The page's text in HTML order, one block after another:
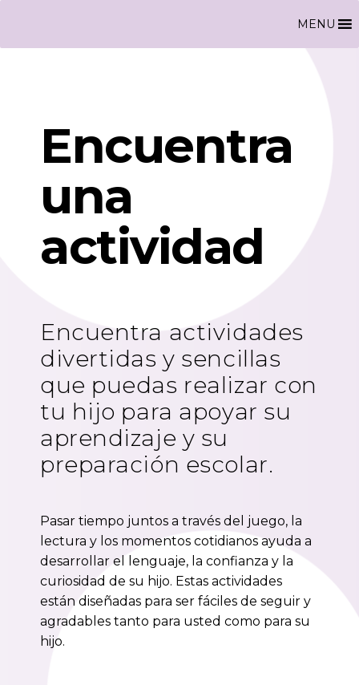
MENU
Encuentra
una
actividad
Encuentra actividades
divertidas y sencillas
que puedas realizar con
tu hijo para apoyar su
aprendizaje y su
preparación escolar.
Pasar tiempo juntos a través del juego, la
lectura y los momentos cotidianos ayuda a
desarrollar el lenguaje, la confianza y la
curiosidad de su hijo. Estas actividades
están diseñadas para ser fáciles de seguir y
agradables tanto para usted como para su
hijo.